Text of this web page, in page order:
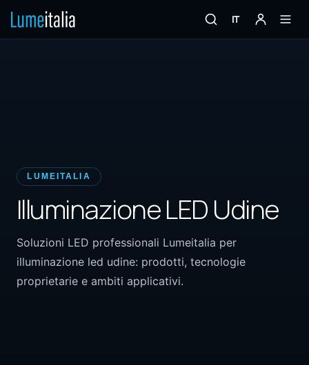
IT
LUMEITALIA
Illuminazione LED Udine
Soluzioni LED professionali Lumeitalia per
illuminazione led udine: prodotti, tecnologie
proprietarie e ambiti applicativi.